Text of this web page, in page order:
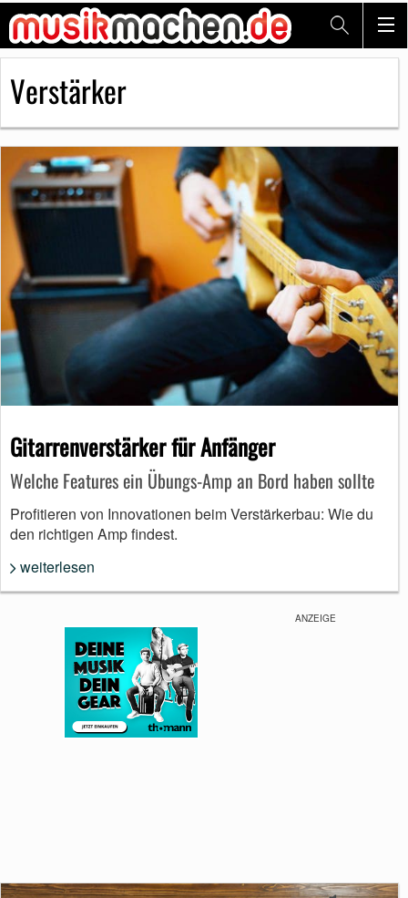
Verstärker
Gitarrenverstärker für Anfänger
Welche Features ein Übungs-Amp an Bord haben sollte
Profitieren von Innovationen beim Verstärkerbau: Wie du
den richtigen Amp findest.
weiterlesen